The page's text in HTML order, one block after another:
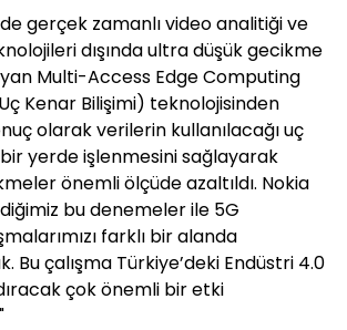
gerçek zamanlı video analitiği ve
dışında ultra düşük gecikme
Multi-Access Edge Computing
Kenar Bilişimi) teknolojisinden
olarak verilerin kullanılacağı uç
yerde işlenmesini sağlayarak
önemli ölçüde azaltıldı. Nokia
bu denemeler ile 5G
farklı bir alanda
Bu çalışma Türkiye’deki Endüstri 4.0
çok önemli bir etki